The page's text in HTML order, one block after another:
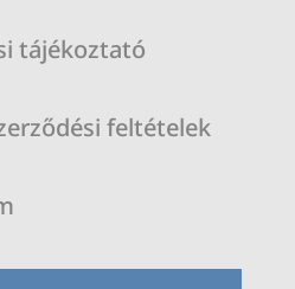
tájékoztató
feltételek